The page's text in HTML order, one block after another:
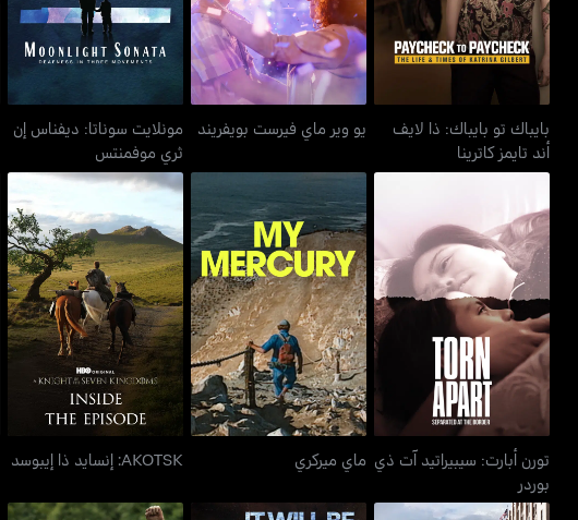
بايباك تو بايباك: ذا لايف
أند تايمز كاترينا
يو وير ماي فيرست بويفريند
مونلايت سوناتا: ديفناس إن
ثري موفمنتس
تورن أبارت: سيبيراتيد آت
ذي بوردر
تورن أبارت: سيبيراتيد آت ذي
بوردر
ماي ميركري
ماي ميركري
AKOTSK: إنسايد ذا إيبوسد
AKOTSK: إنسايد ذا إيبوسد